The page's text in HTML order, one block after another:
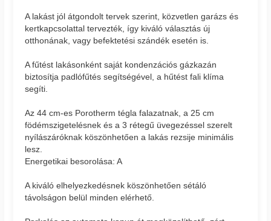
A lakást jól átgondolt tervek szerint, közvetlen garázs és
kertkapcsolattal tervezték, így kiváló választás új
otthonának, vagy befektetési szándék esetén is.
A fűtést lakásonként saját kondenzációs gázkazán
biztosítja padlófűtés segítségével, a hűtést fali klíma
segíti.
Az 44 cm-es Porotherm tégla falazatnak, a 25 cm
födémszigetelésnek és a 3 rétegű üvegezéssel szerelt
nyílászáróknak köszönhetően a lakás rezsije minimális
lesz.
Energetikai besorolása: A
A kiváló elhelyezkedésnek köszönhetően sétáló
távolságon belül minden elérhető.